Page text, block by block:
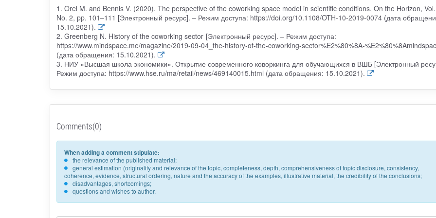
1. Orel M. and Bennis V. (2020). The perspective of the coworking space model in scientific conditions, On the Horizon,
No. 2, pp. 101–111 [Электронный ресурс]. – Режим доступа: https://doi.org/10.1108/OTH-10-2019-0074 (дата
15.10.2021).
2. Greenberg N. History of the coworking sector [Электронный ресурс]. – Режим доступа:
https://www.mindspace.me/magazine/2019-09-04_the-history-of-the-coworking-sector%E2%80%8A-
(дата обращения: 15.10.2021).
3. НИУ «Высшая школа экономики». Открытие современного коворкинга для обучающихся в ВШБ [Электронный
Режим доступа: https://www.hse.ru/ma/retail/news/469140015.html (дата обращения: 15.10.2021).
Comments(0)
When adding a comment stipulate:
the relevance of the published material;
general estimation (originality and relevance of the topic, completeness, depth, comprehensiveness of topic disclosure, consistency,
coherence, evidence, structural ordering, nature and the accuracy of the examples, illustrative material, the credibility of the conclusions;
disadvantages, shortcomings;
questions and wishes to author.